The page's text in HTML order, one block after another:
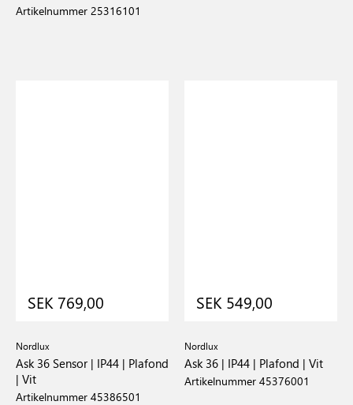
Artikelnummer 25316101
SEK 769,00
Nordlux
Ask 36 Sensor | IP44 | Plafond
| Vit
Artikelnummer 45386501
SEK 549,00
Nordlux
Ask 36 | IP44 | Plafond | Vit
Artikelnummer 45376001